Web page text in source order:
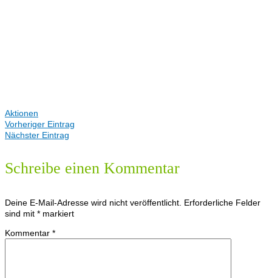
Aktionen
Vorheriger Eintrag
Nächster Eintrag
Schreibe einen Kommentar
Deine E-Mail-Adresse wird nicht veröffentlicht. Erforderliche Felder
sind mit * markiert
Kommentar *